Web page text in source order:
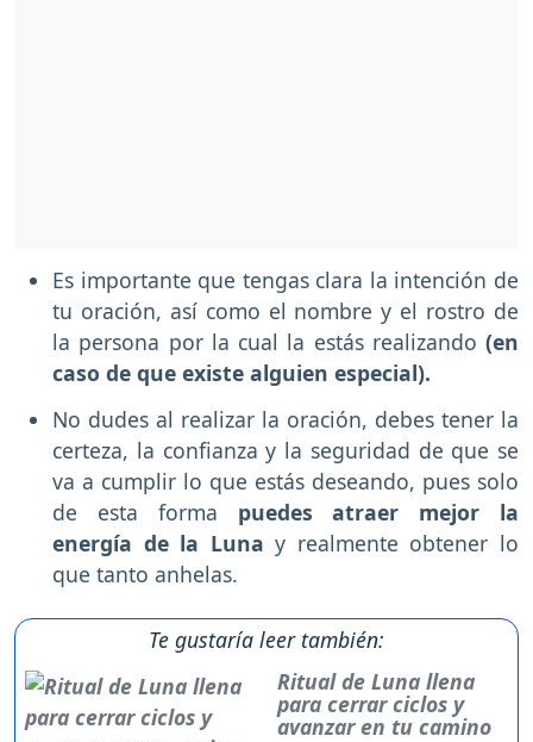
Es importante que tengas clara la intención de
tu oración, así como el nombre y el rostro de
la persona por la cual la estás realizando (en
caso de que existe alguien especial).
No dudes al realizar la oración, debes tener la
certeza, la confianza y la seguridad de que se
va a cumplir lo que estás deseando, pues solo
de esta forma puedes atraer mejor la
energía de la Luna y realmente obtener lo
que tanto anhelas.
Te gustaría leer también:
Ritual de Luna llena
para cerrar ciclos y
avanzar en tu camino